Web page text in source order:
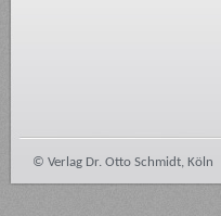
© Verlag Dr. Otto Schmidt, Köln